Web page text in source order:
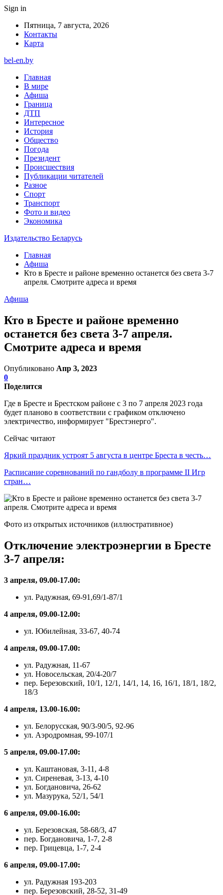
Sign in
Пятница, 7 августа, 2026
Контакты
Карта
bel-en.by
Главная
В мире
Афиша
Граница
ДТП
Интересное
История
Общество
Погода
Президент
Происшествия
Публикации читателей
Разное
Спорт
Транспорт
Фото и видео
Экономика
Издательство Беларусь
Главная
Афиша
Кто в Бресте и районе временно останется без света 3-7
апреля. Смотрите адреса и время
Афиша
Кто в Бресте и районе временно
останется без света 3-7 апреля.
Смотрите адреса и время
Опубликовано Апр 3, 2023
0
Поделится
Где в Бресте и Брестском районе с 3 по 7 апреля 2023 года
будет планово в соответствии с графиком отключено
электричество, информирует "Брестэнерго".
Сейчас читают
Яркий праздник устроят 5 августа в центре Бреста в честь…
Расписание соревнований по гандболу в программе II Игр
стран…
Фото из открытых источников (иллюстративное)
Отключение электроэнергии в Бресте
3-7 апреля:
3 апреля, 09.00-17.00:
ул. Радужная, 69-91,69/1-87/1
4 апреля, 09.00-12.00:
ул. Юбилейная, 33-67, 40-74
4 апреля, 09.00-17.00:
ул. Радужная, 11-67
ул. Новосельская, 20/4-20/7
пер. Березовский, 10/1, 12/1, 14/1, 14, 16, 16/1, 18/1, 18/2,
18/3
4 апреля, 13.00-16.00:
ул. Белорусская, 90/3-90/5, 92-96
ул. Аэродромная, 99-107/1
5 апреля, 09.00-17.00:
ул. Каштановая, 3-11, 4-8
ул. Сиреневая, 3-13, 4-10
ул. Богдановича, 26-62
ул. Мазурука, 52/1, 54/1
6 апреля, 09.00-16.00:
ул. Березовская, 58-68/3, 47
пер. Богдановича, 1-7, 2-8
пер. Грицевца, 1-7, 2-4
6 апреля, 09.00-17.00:
ул. Радужная 193-203
пер. Березовский, 28-52, 31-49